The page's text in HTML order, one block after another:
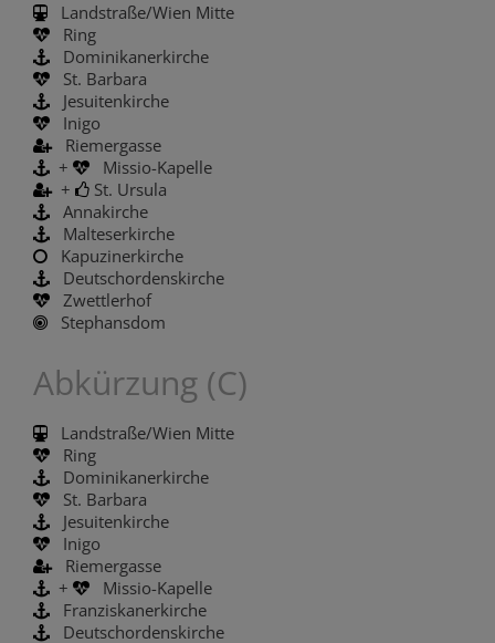
Landstraße/Wien Mitte
Ring
Dominikanerkirche
St. Barbara
Jesuitenkirche
Inigo
Riemergasse
+
Missio-Kapelle
+
St. Ursula
Annakirche
Malteserkirche
Kapuzinerkirche
Deutschordenskirche
Zwettlerhof
Stephansdom
Abkürzung (C)
Landstraße/Wien Mitte
Ring
Dominikanerkirche
St. Barbara
Jesuitenkirche
Inigo
Riemergasse
+
Missio-Kapelle
Franziskanerkirche
Deutschordenskirche